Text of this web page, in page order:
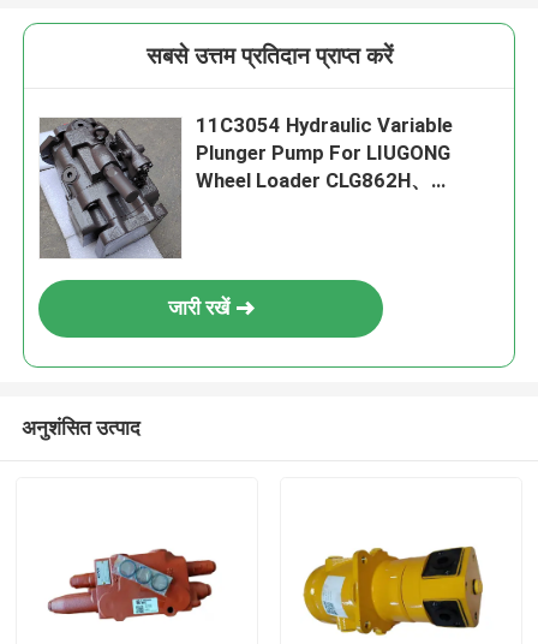
सबसे उत्तम प्रतिदान प्राप्त करें
11C3054 Hydraulic Variable
Plunger Pump For LIUGONG
Wheel Loader CLG862H、
जारी रखें
अनुशंसित उत्पाद